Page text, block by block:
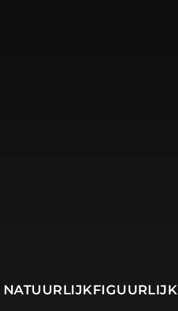
NATUURLIJKFIGUURLIJK